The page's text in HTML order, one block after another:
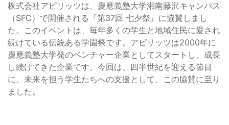
株式会社アピリッツは、慶應義塾大学湘南藤沢キャンパス
（SFC）で開催される『第37回 七夕祭』に協賛しまし
た。このイベントは、毎年多くの学生と地域住民に愛され
続けている伝統ある学園祭です。アピリッツは2000年に
慶應義塾大学発のベンチャー企業としてスタートし、成長
し続けてきた企業です。今回は、四半世紀を迎える節目
に、未来を担う学生たちへの支援として、この協賛に至り
ました。